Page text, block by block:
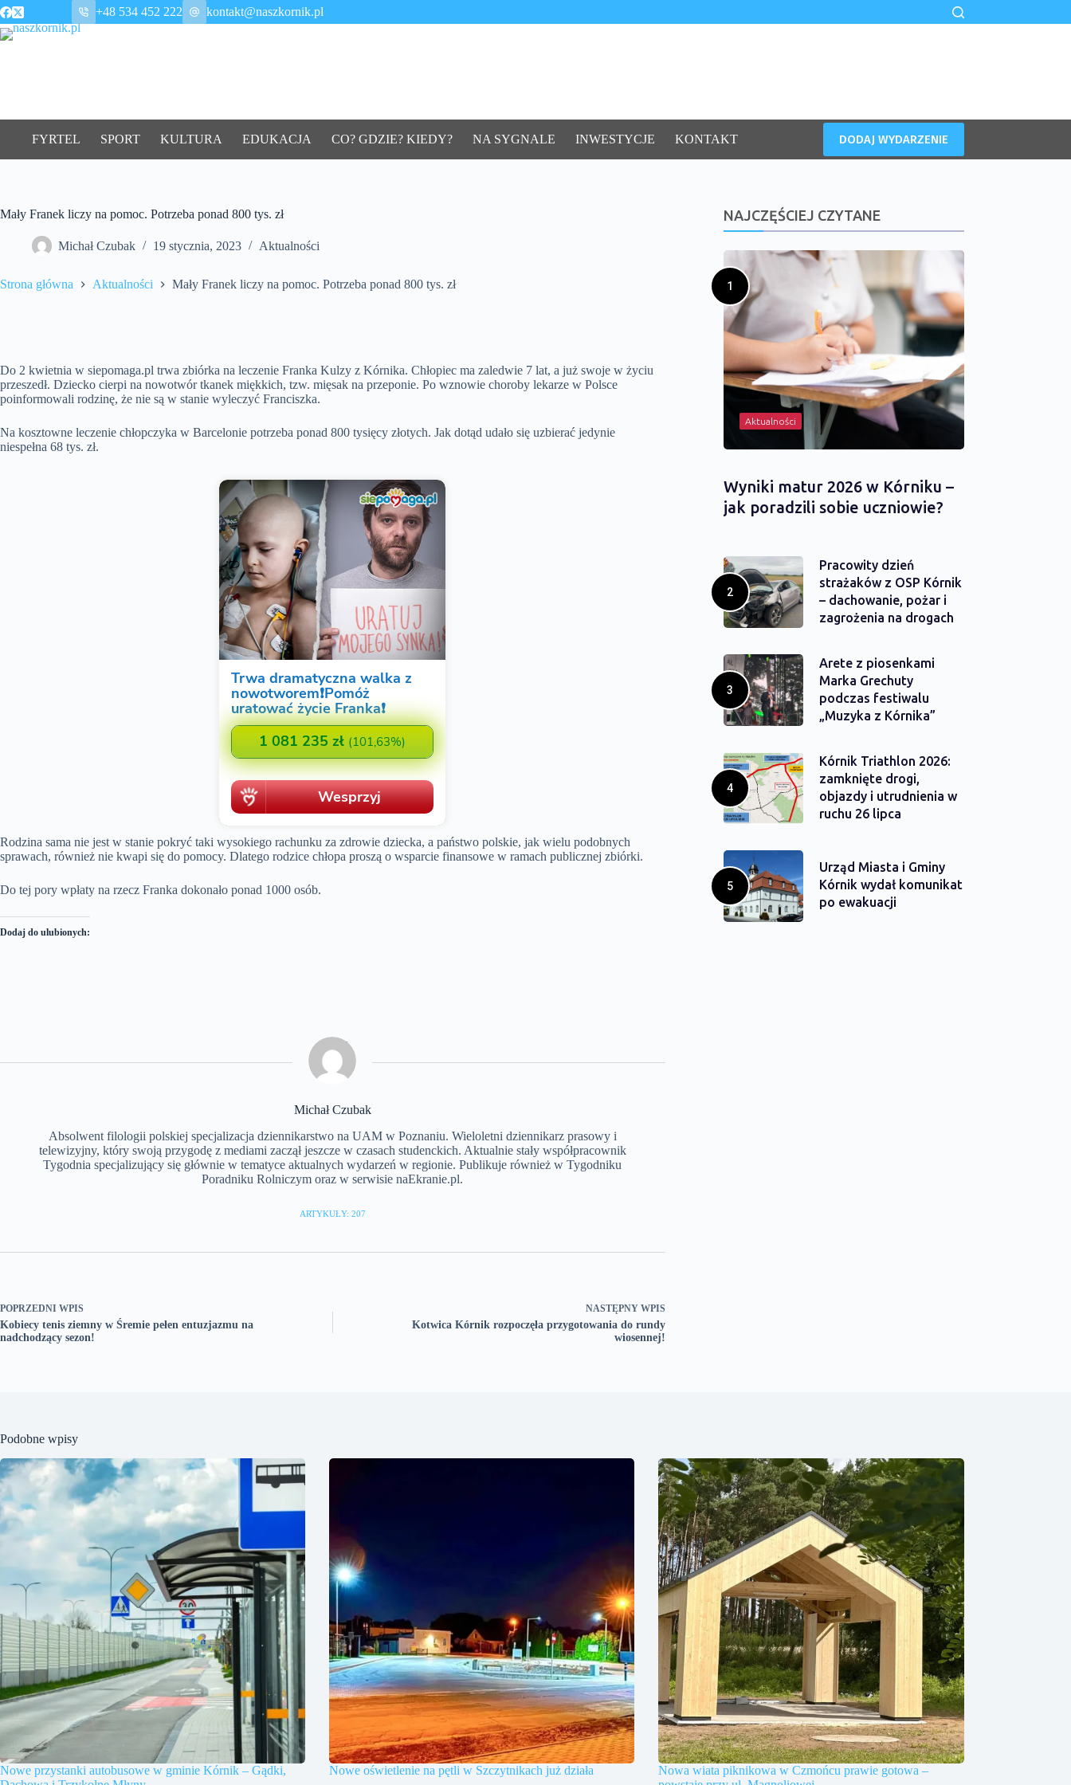
Przejdź
do
treści
+48 534 452 222 kontakt@naszkornik.pl
FYRTEL SPORT KULTURA EDUKACJA CO? GDZIE? KIEDY? NA SYGNALE INWESTYCJE KONTAKT DODAJ WYDARZENIE
Mały Franek liczy na pomoc. Potrzeba ponad 800 tys. zł
Michał Czubak 19 stycznia, 2023 Aktualności
Strona główna Aktualności Mały Franek liczy na pomoc. Potrzeba ponad 800 tys. zł
Do 2 kwietnia w siepomaga.pl trwa zbiórka na leczenie Franka Kulzy z Kórnika. Chłopiec ma zaledwie 7 lat, a już swoje w życiu
przeszedł. Dziecko cierpi na nowotwór tkanek miękkich, tzw. mięsak na przeponie. Po wznowie choroby lekarze w Polsce
poinformowali rodzinę, że nie są w stanie wyleczyć Franciszka.
Na kosztowne leczenie chłopczyka w Barcelonie potrzeba ponad 800 tysięcy złotych. Jak dotąd udało się uzbierać jedynie
niespełna 68 tys. zł.
Rodzina sama nie jest w stanie pokryć taki wysokiego rachunku za zdrowie dziecka, a państwo polskie, jak wielu podobnych
sprawach, również nie kwapi się do pomocy. Dlatego rodzice chłopa proszą o wsparcie finansowe w ramach publicznej zbiórki.
Do tej pory wpłaty na rzecz Franka dokonało ponad 1000 osób.
Dodaj do ulubionych:
Michał Czubak
Absolwent filologii polskiej specjalizacja dziennikarstwo na UAM w Poznaniu. Wieloletni dziennikarz prasowy i
telewizyjny, który swoją przygodę z mediami zaczął jeszcze w czasach studenckich. Aktualnie stały współpracownik
Tygodnia specjalizujący się głównie w tematyce aktualnych wydarzeń w regionie. Publikuje również w Tygodniku
Poradniku Rolniczym oraz w serwisie naEkranie.pl.
ARTYKUŁY: 207
POPRZEDNI WPIS
Kobiecy tenis ziemny w Śremie pełen entuzjazmu na
nadchodzący sezon!
NASTĘPNY WPIS
Kotwica Kórnik rozpoczęła przygotowania do rundy
wiosennej!
NAJCZĘŚCIEJ CZYTANE
Aktualności
Wyniki matur 2026 w Kórniku –
jak poradzili sobie uczniowie?
Pracowity dzień
strażaków z OSP Kórnik
– dachowanie, pożar i
zagrożenia na drogach
Arete z piosenkami
Marka Grechuty
podczas festiwalu
„Muzyka z Kórnika”
Kórnik Triathlon 2026:
zamknięte drogi,
objazdy i utrudnienia w
ruchu 26 lipca
Urząd Miasta i Gminy
Kórnik wydał komunikat
po ewakuacji
Podobne wpisy
Nowe przystanki autobusowe w gminie Kórnik – Gądki,
Nowe oświetlenie na pętli w Szczytnikach już działa
Nowa wiata piknikowa w Czmońcu prawie gotowa –